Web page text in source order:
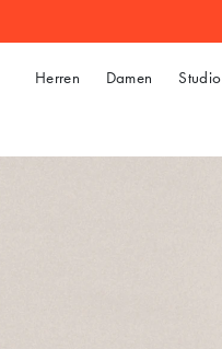
Herren Damen Studio